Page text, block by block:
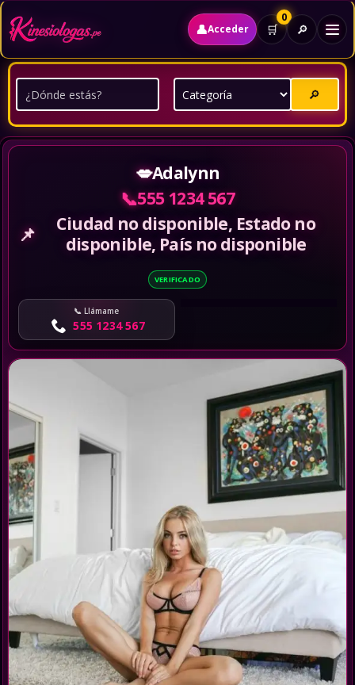
👤Acceder 🛒
0
🔎
🔎
💋Adalynn
📞555 1234 567
📌
Ciudad no disponible, Estado no
disponible, País no disponible
VERIFICADO
Llámame
555 1234 567